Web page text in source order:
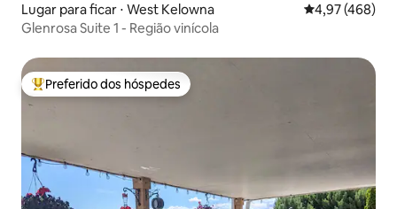
Lugar para ficar ⋅ West Kelowna 4,97 de uma
4,97 (468)
Glenrosa Suite 1 - Região vinícola
Entre os melhores preferidos dos hóspedes
Preferido dos hóspedes